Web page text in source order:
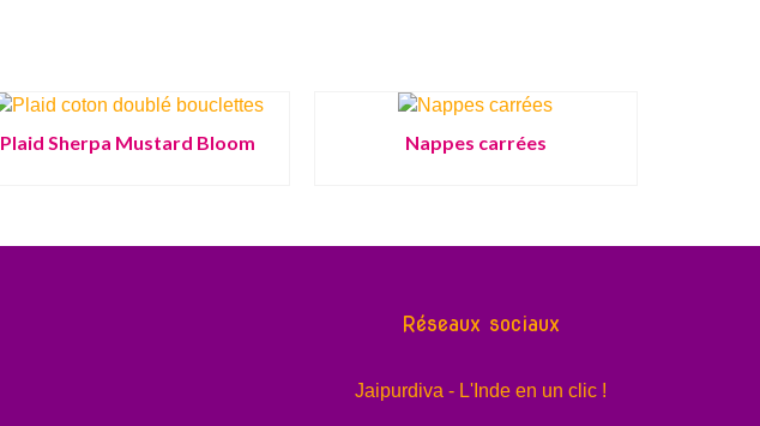
Plaid Sherpa Mustard Bloom Nappes carrées
Réseaux sociaux
Jaipurdiva - L'Inde en un clic !